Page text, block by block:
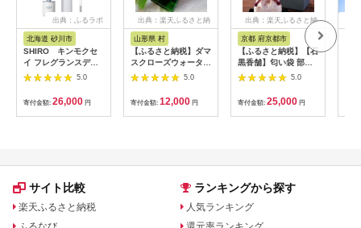
出典：ふるラボ
北海道 砂川市
SHIRO キンモクセ
イ フレグランスディ
フューザーキット(容
器+詰め替え用リキッ
ド+スティック 3点セ
ット) 300mL 3ヶ月目
安 [01753]
5.0
寄付金額: 26,000 円
出典：楽天ふるさと納
山形県 村
【ふるさと納税】ダマ
スクローズウォーター
250mL 山形県村山市
産 薔薇 バラ bj-
rwxxx250
5.0
寄付金額: 12,000 円
出典：楽天ふるさと納
京都 府京都市
【ふるさと納税】【石
黒香舗】匂い袋 部屋
用 置き型巾着大 〈ピ
ンク〉 | 京都 匂い袋
香り 置き型 巾着 伝統
老舗 ギフト お祝い 内
祝い 石黒香舗 京都府
5.0
寄付金額: 25,000 円
サイト比較
楽天ふるさと納税
ランキングから探す
人気ランキング